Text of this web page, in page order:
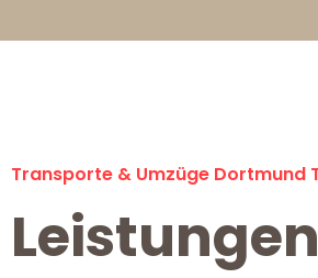
Transporte & Umzüge Dortmund